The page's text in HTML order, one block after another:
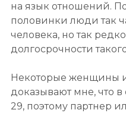
на язык отношений.
половинки люди так
человека, но так
долгосрочности
Некоторые женщины
доказывают мне, что
29, поэтому партнер